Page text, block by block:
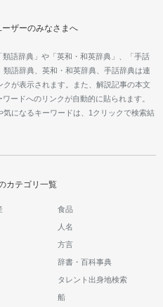
ザーのみなさまへ
語辞典」や「英和・和英辞典」、「手話
語辞典、英和・和英辞典、手話辞典は連
が表示されます。また、解説記事の本文
ードへのリンクが自動的に貼られます。
になるキーワードは、1クリックで検索結
カテゴリ一覧
食品
人名
方言
辞書・百科事典
タレント出身地検索
船